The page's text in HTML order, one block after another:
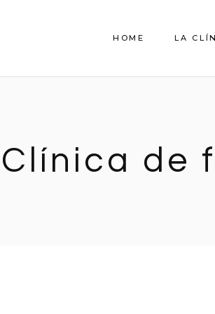
HOME LA
de